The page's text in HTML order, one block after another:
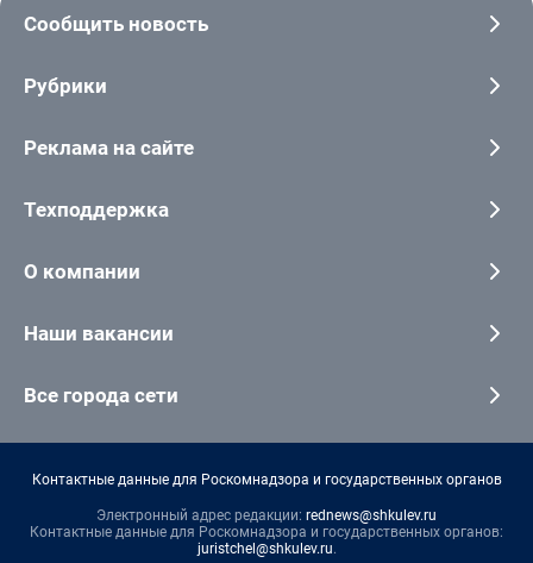
Сообщить новость
Рубрики
Реклама на сайте
Техподдержка
О компании
Наши вакансии
Все города сети
Контактные данные для Роскомнадзора и государственных органов
Электронный адрес редакции: rednews@shkulev.ru
Контактные данные для Роскомнадзора и государственных органов:
juristchel@shkulev.ru.